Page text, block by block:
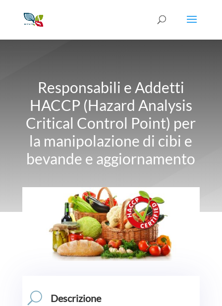
Responsabili e Addetti
HACCP (Hazard Analysis
Critical Control Point) per
la manipolazione di cibi e
bevande e aggiornamento
U Descrizione